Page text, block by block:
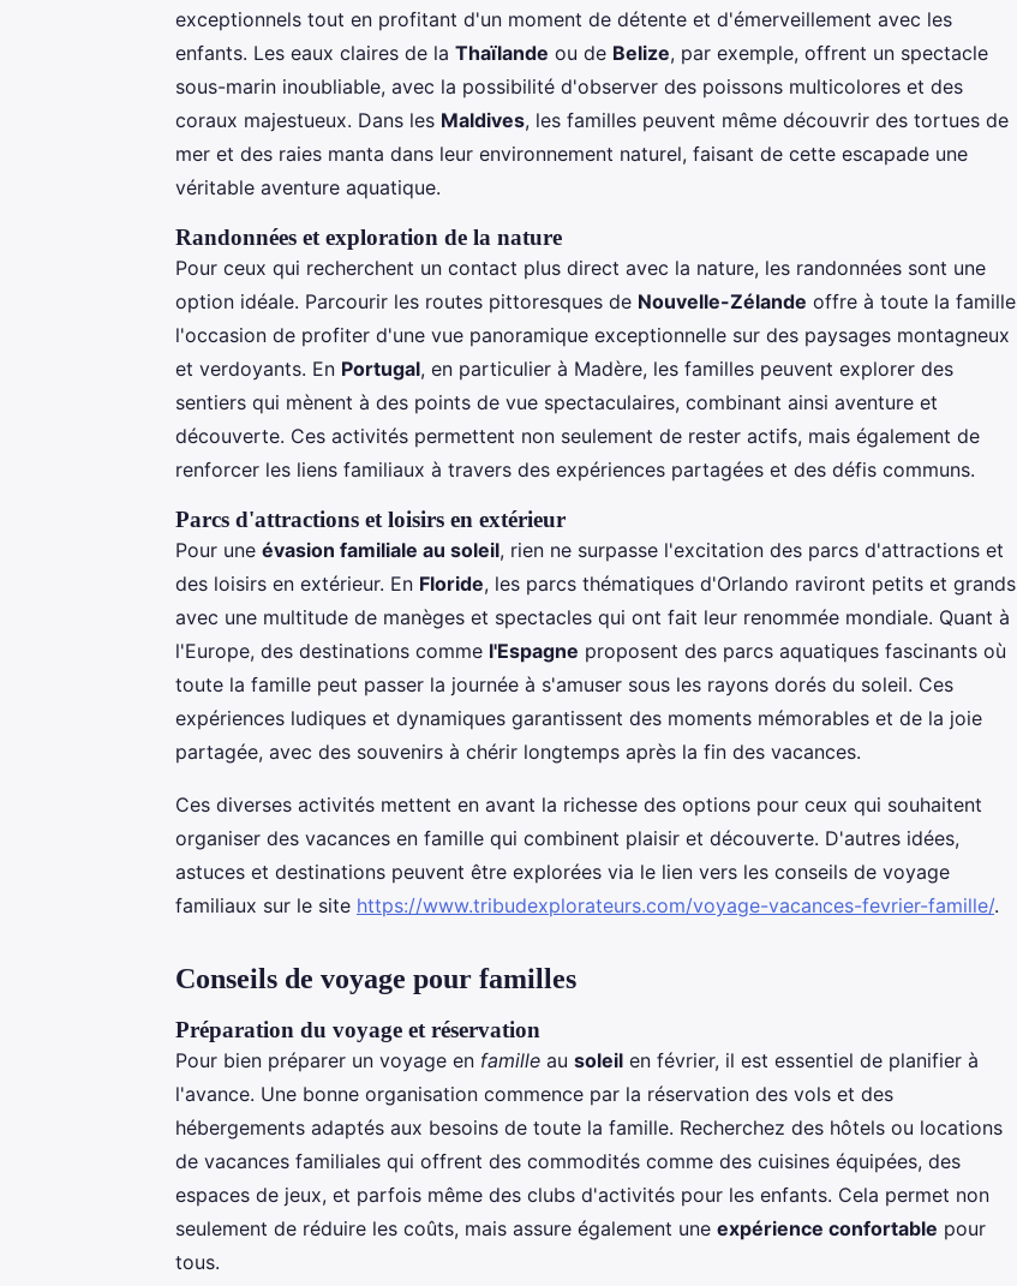
exceptionnels tout en profitant d'un moment de détente et d'émerveillement avec les
enfants. Les eaux claires de la Thaïlande ou de Belize, par exemple, offrent un spectacle
sous-marin inoubliable, avec la possibilité d'observer des poissons multicolores et des
coraux majestueux. Dans les Maldives, les familles peuvent même découvrir des tortues de
mer et des raies manta dans leur environnement naturel, faisant de cette escapade une
véritable aventure aquatique.
Randonnées et exploration de la nature
Pour ceux qui recherchent un contact plus direct avec la nature, les randonnées sont une
option idéale. Parcourir les routes pittoresques de Nouvelle-Zélande offre à toute la famille
l'occasion de profiter d'une vue panoramique exceptionnelle sur des paysages montagneux
et verdoyants. En Portugal, en particulier à Madère, les familles peuvent explorer des
sentiers qui mènent à des points de vue spectaculaires, combinant ainsi aventure et
découverte. Ces activités permettent non seulement de rester actifs, mais également de
renforcer les liens familiaux à travers des expériences partagées et des défis communs.
Parcs d'attractions et loisirs en extérieur
Pour une évasion familiale au soleil, rien ne surpasse l'excitation des parcs d'attractions et
des loisirs en extérieur. En Floride, les parcs thématiques d'Orlando raviront petits et grands
avec une multitude de manèges et spectacles qui ont fait leur renommée mondiale. Quant à
l'Europe, des destinations comme l'Espagne proposent des parcs aquatiques fascinants où
toute la famille peut passer la journée à s'amuser sous les rayons dorés du soleil. Ces
expériences ludiques et dynamiques garantissent des moments mémorables et de la joie
partagée, avec des souvenirs à chérir longtemps après la fin des vacances.
Ces diverses activités mettent en avant la richesse des options pour ceux qui souhaitent
organiser des vacances en famille qui combinent plaisir et découverte. D'autres idées,
astuces et destinations peuvent être explorées via le lien vers les conseils de voyage
familiaux sur le site https://www.tribudexplorateurs.com/voyage-vacances-fevrier-famille/.
Conseils de voyage pour familles
Préparation du voyage et réservation
Pour bien préparer un voyage en famille au soleil en février, il est essentiel de planifier à
l'avance. Une bonne organisation commence par la réservation des vols et des
hébergements adaptés aux besoins de toute la famille. Recherchez des hôtels ou locations
de vacances familiales qui offrent des commodités comme des cuisines équipées, des
espaces de jeux, et parfois même des clubs d'activités pour les enfants. Cela permet non
seulement de réduire les coûts, mais assure également une expérience confortable pour
tous.